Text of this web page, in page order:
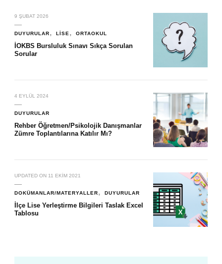
9 ŞUBAT 2026
DUYURULAR LISE ORTAOKUL
İOKBS Bursluluk Sınavı Sıkça Sorulan
Sorular
4 EYLÜL 2024
DUYURULAR
Rehber Öğretmen/Psikolojik Danışmanlar
Zümre Toplantılarına Katılır Mı?
UPDATED ON 11 EKIM 2021
DOKÜMANLAR/MATERYALLER DUYURULAR
İlçe Lise Yerleştirme Bilgileri Taslak Excel
Tablosu